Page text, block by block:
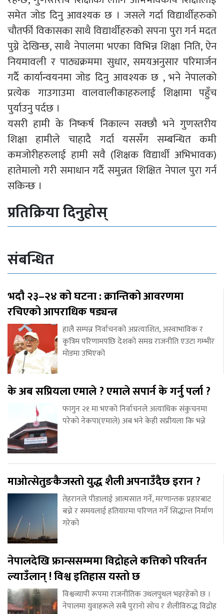
समेत जोड दिनु आवश्यक छ । जसले गर्दा विद्यार्थीहरुको
चौतर्फी विकासका साथै विद्यार्थीहरुको सपना पुरा गर्न मदत
पुग्ने देखिन्छ, साथै नेपालमा भएका विभिन्न शिक्षा निति, ऐन
नियमावली र पाठ्यक्रममा सुधार, समयअनुसार परिमार्जन
गर्दै कार्यान्वयनमा जोड दिनु आवश्यक छ , भने नेपालको
प्रत्येक गाउगाउमा वालवालीकाहरुलाई शिक्षामा पहुँच
पुर्याउनु पर्दछ ।
यसरी हामी के निष्कर्ष निकाल्न सक्छौ भने गुणस्तरीय
शिक्षा हामीले चाहादै गर्दा यससँग सम्बन्धित कमी
कमजोरीहरुलाई हामी सवै (शिक्षक विद्यार्थी अभिभावक)
हातेमालो गरी समाधान गर्दै समुन्नत शिक्षित नेपाल पुरा गर्न
सकिन्छ ।
प्रतिक्रिया दिनुहोस्
संबन्धित
भदौ २३–२४ को घटना : क्रान्तिको आवरणमा
रचिएको आपराधिक षड्यन्त्र
हालै सम्पन्न निर्वाचनको अप्रत्याशित, अस्वाभाविक र
कृत्रिम परिणामपछि देशको समग्र राजनीति एउटा गम्भीर
मोडमा उभिएको
के अब सप्रियला एमाले ? एमाले सपार्न के गर्नु पर्ला ?
फागुन २१ मा भएको निर्वाचनले अत्याधिक संकुचनमा
परेको नेकपा(एमाले) अब भने केही सप्रीयला कि भन्ने
माओत्सेतुङकैजस्तो युद्ध शैली अपनाउँदैछ इरान ?
तेहरानले पीडालाई आत्मसात गर्ने, मरणान्तक प्रहारबाट
बच्ने र समयलाई हतियारमा परिणत गर्ने सिद्धान्त निर्माण
गरेको
नेपालदेखि फ्रान्ससम्ममा विद्रोहले कत्तिको परिवर्तन
ल्याउँलान् ! विश्व इतिहास यस्तो छ
विश्वव्यापी रूपमा राजनीतिक उथलपुथल भइरहेको छ ।
नेपालमा युवाहरूले सबै पुरानो सोच र शैलीविरुद्ध विद्रोह